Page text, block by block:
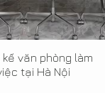
văn phòng làm
tại Hà Nội